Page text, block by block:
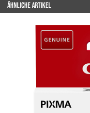
ÄHNLICHE ARTIKEL